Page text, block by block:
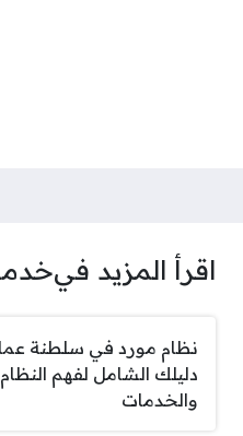
اقرأ المزيد في
نظام مورد في سلطنة
دليلك الشامل لفهم النظام
والخدمات